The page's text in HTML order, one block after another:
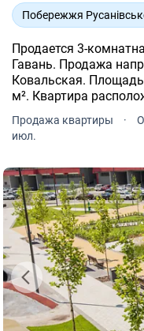
Побережжя
Продается 3-
Гавань. Продажа
Ковальская. Площадь жилья данной планировки 105.3
м². Квартира расположена на 24 этаже 26-и этажного
Продажа квартиры ·
июл.